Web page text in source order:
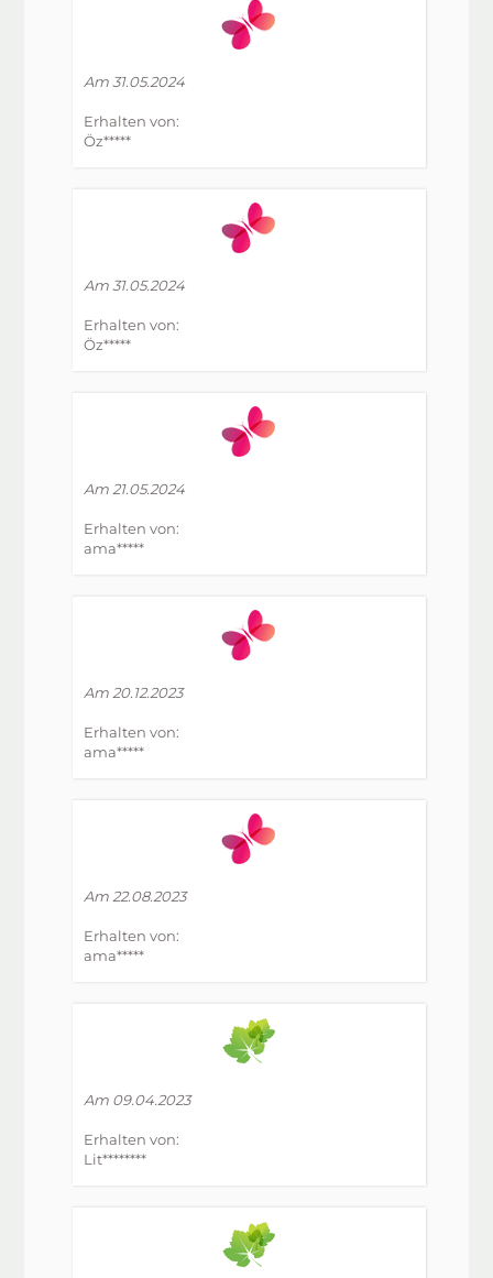
Am 31.05.2024
Erhalten von:
Öz*****
Am 31.05.2024
Erhalten von:
Öz*****
Am 21.05.2024
Erhalten von:
ama*****
Am 20.12.2023
Erhalten von:
ama*****
Am 22.08.2023
Erhalten von:
ama*****
Am 09.04.2023
Erhalten von:
Lit********